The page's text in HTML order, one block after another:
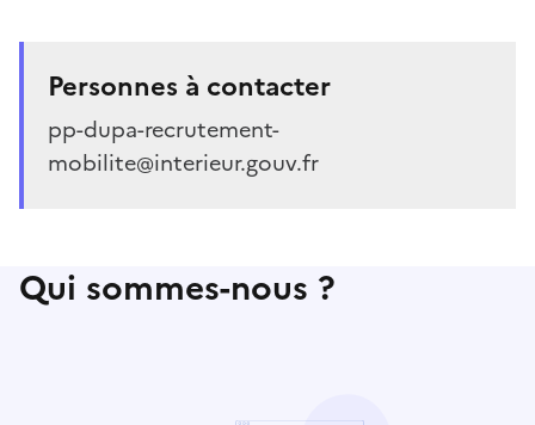
Personnes à contacter
pp-dupa-recrutement-
mobilite@interieur.gouv.fr
Qui sommes-nous ?